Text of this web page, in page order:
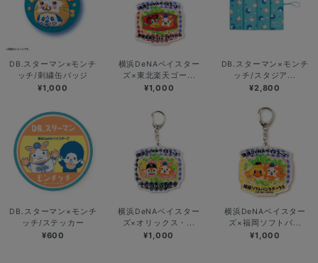
DB.スターマン×モンチ
ッチ/刺繍缶バッジ
¥1,000
横浜DeNAベイスター
ズ×東北楽天ゴー...
¥1,000
DB.スターマン×モンチ
ッチ/スタジア...
¥2,800
DB.スターマン×モンチ
ッチ/ステッカー
¥600
横浜DeNAベイスター
ズ×オリックス・...
¥1,000
横浜DeNAベイスター
ズ×福岡ソフトバ...
¥1,000